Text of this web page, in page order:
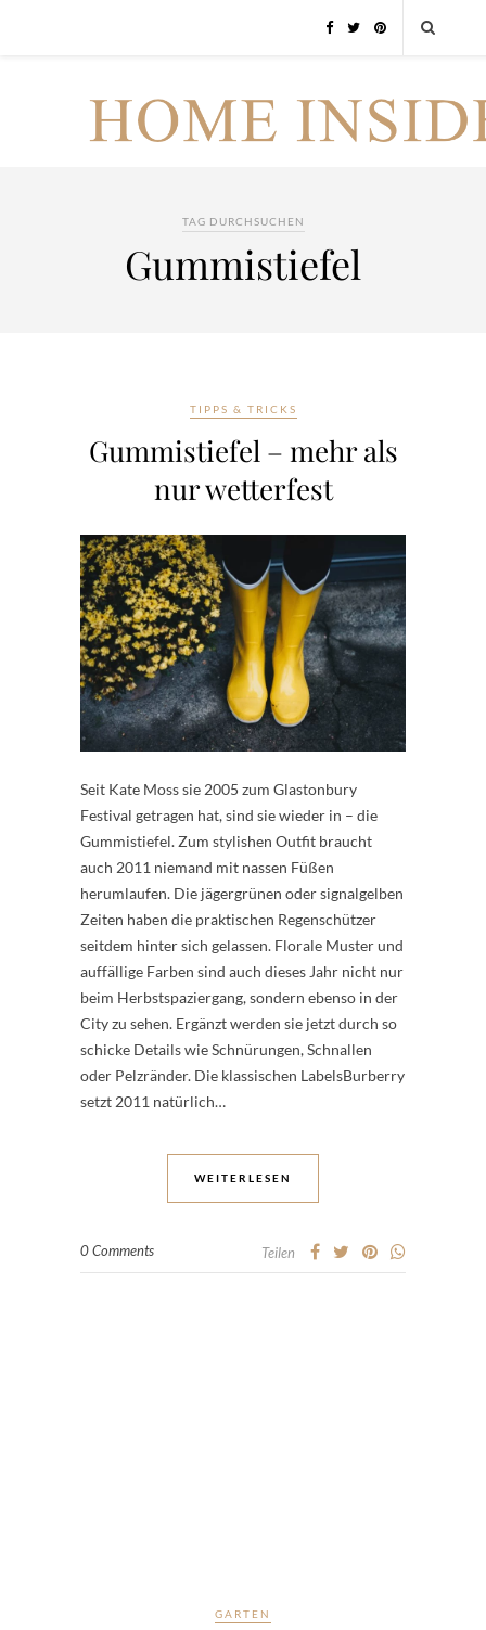
TAG DURCHSUCHEN
Gummistiefel
TIPPS & TRICKS
Gummistiefel – mehr als
nur wetterfest
Seit Kate Moss sie 2005 zum Glastonbury
Festival getragen hat, sind sie wieder in – die
Gummistiefel. Zum stylishen Outfit braucht
auch 2011 niemand mit nassen Füßen
herumlaufen. Die jägergrünen oder signalgelben
Zeiten haben die praktischen Regenschützer
seitdem hinter sich gelassen. Florale Muster und
auffällige Farben sind auch dieses Jahr nicht nur
beim Herbstspaziergang, sondern ebenso in der
City zu sehen. Ergänzt werden sie jetzt durch so
schicke Details wie Schnürungen, Schnallen
oder Pelzränder. Die klassischen LabelsBurberry
setzt 2011 natürlich…
WEITERLESEN
0 Comments Teilen
GARTEN